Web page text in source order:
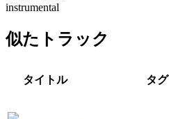
instrumental
似たトラック
タイトル タグ